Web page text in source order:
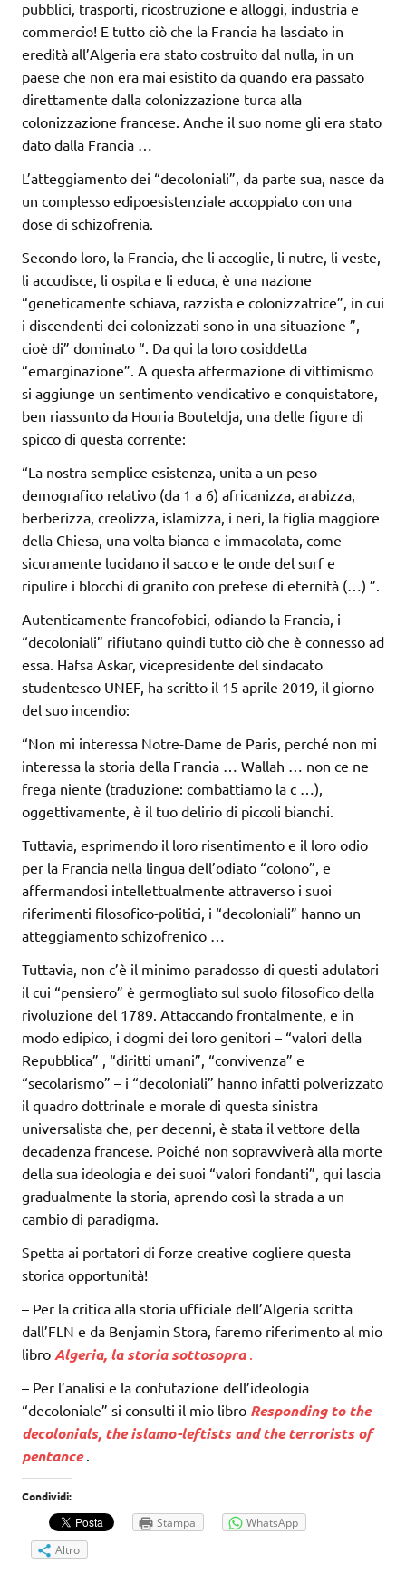
pubblici, trasporti, ricostruzione e alloggi, industria e
commercio! E tutto ciò che la Francia ha lasciato in
eredità all’Algeria era stato costruito dal nulla, in un
paese che non era mai esistito da quando era passato
direttamente dalla colonizzazione turca alla
colonizzazione francese. Anche il suo nome gli era stato
dato dalla Francia …
L’atteggiamento dei “decoloniali”, da parte sua, nasce da
un complesso edipoesistenziale accoppiato con una
dose di schizofrenia.
Secondo loro, la Francia, che li accoglie, li nutre, li veste,
li accudisce, li ospita e li educa, è una nazione
“geneticamente schiava, razzista e colonizzatrice”, in cui
i discendenti dei colonizzati sono in una situazione ”,
cioè di” dominato “. Da qui la loro cosiddetta
“emarginazione”. A questa affermazione di vittimismo
si aggiunge un sentimento vendicativo e conquistatore,
ben riassunto da Houria Bouteldja, una delle figure di
spicco di questa corrente:
“La nostra semplice esistenza, unita a un peso
demografico relativo (da 1 a 6) africanizza, arabizza,
berberizza, creolizza, islamizza, i neri, la figlia maggiore
della Chiesa, una volta bianca e immacolata, come
sicuramente lucidano il sacco e le onde del surf e
ripulire i blocchi di granito con pretese di eternità (…) ”.
Autenticamente francofobici, odiando la Francia, i
“decoloniali” rifiutano quindi tutto ciò che è connesso ad
essa. Hafsa Askar, vicepresidente del sindacato
studentesco UNEF, ha scritto il 15 aprile 2019, il giorno
del suo incendio:
“Non mi interessa Notre-Dame de Paris, perché non mi
interessa la storia della Francia … Wallah … non ce ne
frega niente (traduzione: combattiamo la c …),
oggettivamente, è il tuo delirio di piccoli bianchi.
Tuttavia, esprimendo il loro risentimento e il loro odio
per la Francia nella lingua dell’odiato “colono”, e
affermandosi intellettualmente attraverso i suoi
riferimenti filosofico-politici, i “decoloniali” hanno un
atteggiamento schizofrenico …
Tuttavia, non c’è il minimo paradosso di questi adulatori
il cui “pensiero” è germogliato sul suolo filosofico della
rivoluzione del 1789. Attaccando frontalmente, e in
modo edipico, i dogmi dei loro genitori – “valori della
Repubblica” , “diritti umani”, “convivenza” e
“secolarismo” – i “decoloniali” hanno infatti polverizzato
il quadro dottrinale e morale di questa sinistra
universalista che, per decenni, è stata il vettore della
decadenza francese. Poiché non sopravviverà alla morte
della sua ideologia e dei suoi “valori fondanti”, qui lascia
gradualmente la storia, aprendo così la strada a un
cambio di paradigma.
Spetta ai portatori di forze creative cogliere questa
storica opportunità!
– Per la critica alla storia ufficiale dell’Algeria scritta
dall’FLN e da Benjamin Stora, faremo riferimento al mio
libro Algeria, la storia sottosopra.
– Per l’analisi e la confutazione dell’ideologia
“decoloniale” si consulti il ​​mio libro Responding to the
decolonials, the islamo-leftists and the terrorists of
pentance.
Condividi:
Stampa
WhatsApp
Altro